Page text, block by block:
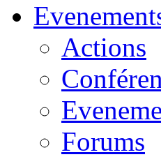
Actions
Forums